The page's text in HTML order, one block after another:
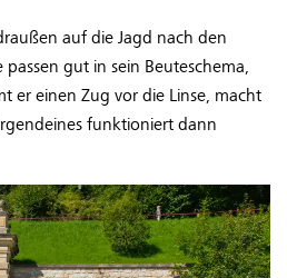
auf die Jagd nach den
gut in sein Beuteschema,
er einen Zug vor die Linse, macht
funktioniert dann